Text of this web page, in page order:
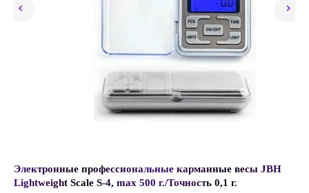
Электронные профессиональные карманные весы JBH
Lightweight Scale S-4, max 500 г./Точность 0,1 г.